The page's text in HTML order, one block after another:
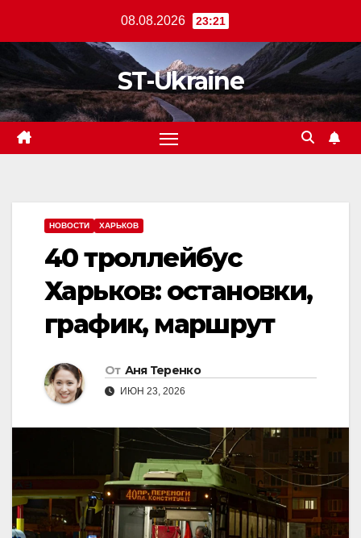
содержанию
08.08.2026 23:21
ST-Ukraine
НОВОСТИ ХАРЬКОВ
40 троллейбус
Харьков: остановки,
график, маршрут
От Аня Теренко
ИЮН 23, 2026